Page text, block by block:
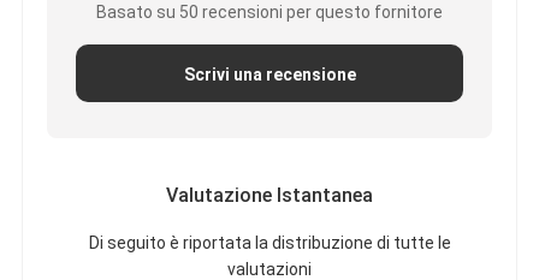
Panno della vetroresina del di alluminio
Nastro della tela della stagnola
Nastro adesivo dell'ANIMALE DOMESTICO
Basato su 50 recensioni per questo fornitore
Scrivi una recensione
Valutazione Istantanea
Di seguito è riportata la distribuzione di tutte le
valutazioni